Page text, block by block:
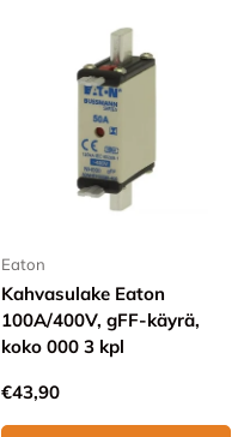
Eaton
Kahvasulake Eaton
100A/400V, gFF-käyrä,
koko 000 3 kpl
Normaali hinta
€43,90